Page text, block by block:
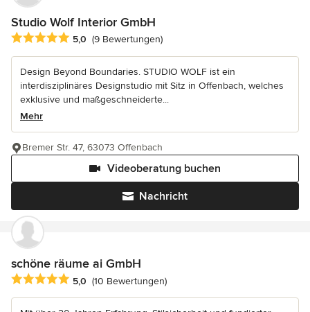
Studio Wolf Interior GmbH
Durchschnittliche Bewertung: 5 von 5 Sternen
5,0 (9 Bewertungen)
Design Beyond Boundaries. STUDIO WOLF ist ein
interdisziplinäres Designstudio mit Sitz in Offenbach, welches
exklusive und maßgeschneiderte...
Mehr
Nachricht
Videoberatung buchen
Bremer Str. 47, 63073 Offenbach
schöne räume ai GmbH
Durchschnittliche Bewertung: 5 von 5 Sternen
5,0 (10 Bewertungen)